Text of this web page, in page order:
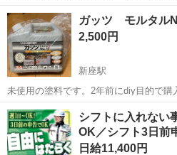
けばお好きなものをお譲り致します。 スケールあてているものは
40cm程です。 当方在宅時は積み込み手伝えますが、不在時はセルフ
で持ち帰ってもらって構いません...
埼玉 新座市 その他
ガッツ モルタル
2,500円
新座駅
未使用の塗料です。2年前にdiy目的で購
なく袋に入ったままです。当時は1つ
ローラーバケットセット（未使用）で
志木駅まで取りに来られ...
埼玉 新座市 新座駅 その他
シフトに入れない
日給11,400円